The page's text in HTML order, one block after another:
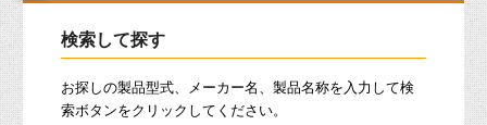
検索して探す
お探しの製品型式、メーカー名、製品名称を入力して検
索ボタンをクリックしてください。